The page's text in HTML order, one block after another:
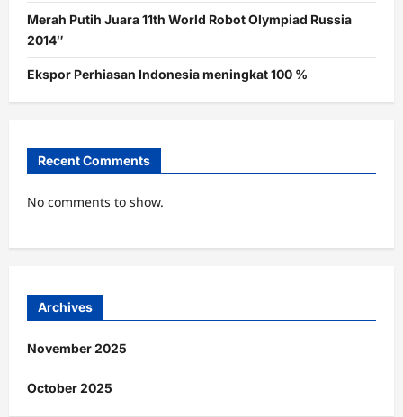
Merah Putih Juara 11th World Robot Olympiad Russia
2014″
Ekspor Perhiasan Indonesia meningkat 100 %
Recent Comments
No comments to show.
Archives
November 2025
October 2025